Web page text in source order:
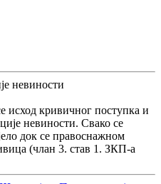
невиности
исход кривичног поступка и
невиности. Свако се
док се правоснажном
(члан 3. став 1. ЗКП-а